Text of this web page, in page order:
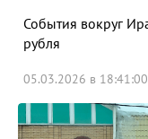
События вокруг
рубля
05.03.2026 в 18:41:00